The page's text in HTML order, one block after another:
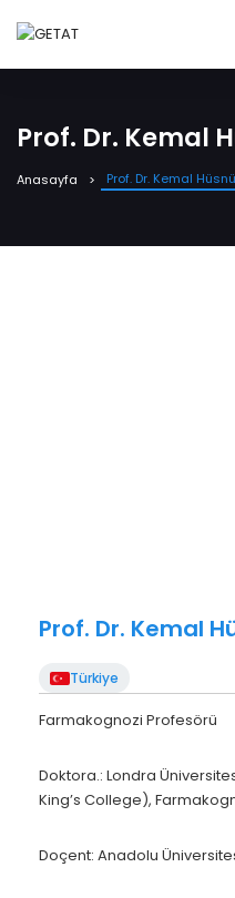
Prof. Dr. Kemal
Anasayfa Prof. Dr. Kemal
Prof. Dr. Kemal
Türkiye
Farmakognozi Profesörü
Doktora.: Londra
King’s College),
Doçent: Anadolu